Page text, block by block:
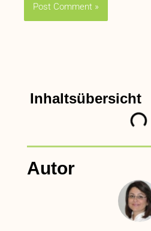
Inhaltsübersicht
Autor